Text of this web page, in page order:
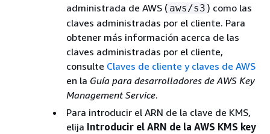
administrada de AWS ( aws/s3 ) como las
claves administradas por el cliente. Para
obtener más información acerca de las
claves administradas por el cliente,
consulte Claves de cliente y claves de AWS
en la Guía para desarrolladores de AWS Key
Management Service.
Para introducir el ARN de la clave de KMS,
elija Introducir el ARN de la AWS KMS key